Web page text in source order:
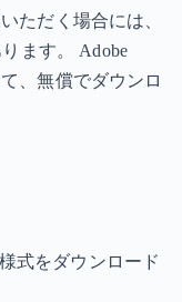
ただく場合には、
ます。 Adobe
、無償でダウンロ
式をダウンロード